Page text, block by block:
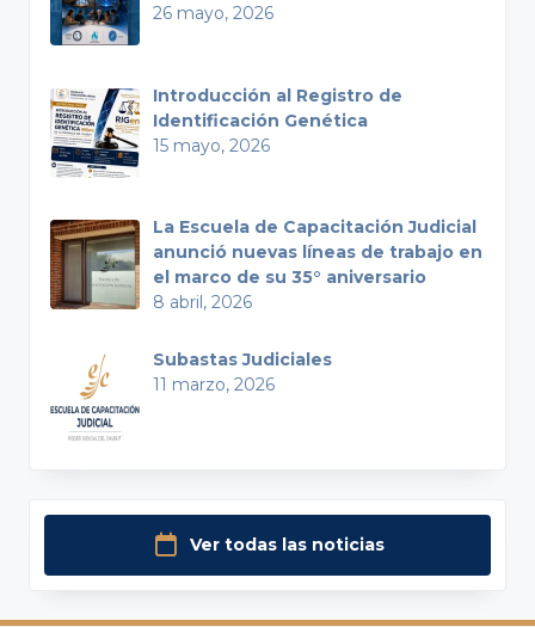
26 mayo, 2026
Introducción al Registro de
Identificación Genética
15 mayo, 2026
La Escuela de Capacitación Judicial
anunció nuevas líneas de trabajo en
el marco de su 35° aniversario
8 abril, 2026
Subastas Judiciales
11 marzo, 2026
Ver todas las noticias